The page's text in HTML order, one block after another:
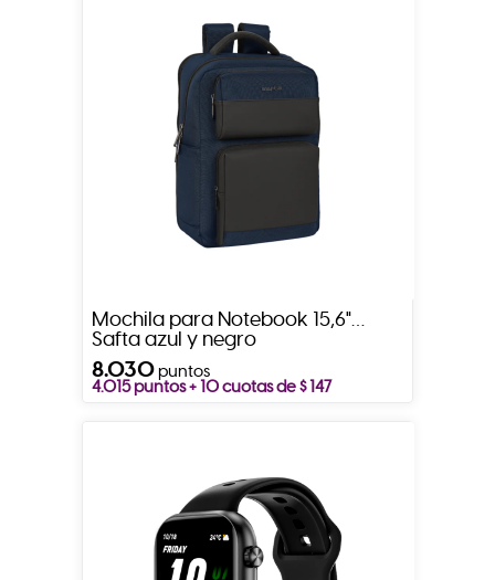
Mochila para Notebook 15,6"
Safta azul y negro
8.030puntos
4.015 puntos + 10 cuotas de $ 147